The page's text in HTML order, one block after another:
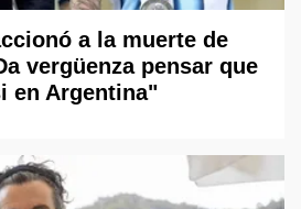
a la muerte de
vergüenza pensar que
en Argentina"